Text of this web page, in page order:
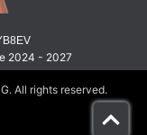
2024 - 2027
. All rights reserved.